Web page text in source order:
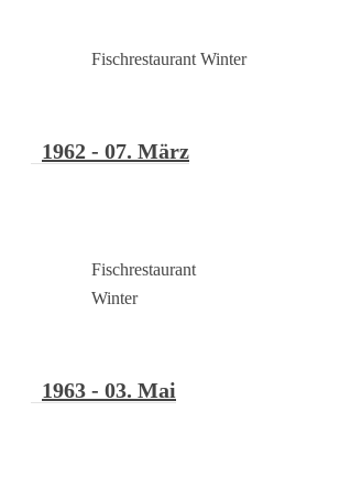
Fischrestaurant Winter
1962 - 07. März
Fischrestaurant
Winter
1963 - 03. Mai